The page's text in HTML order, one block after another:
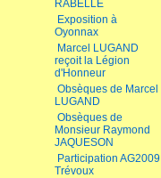
RABELLE
Exposition à
Oyonnax
Marcel LUGAND
reçoit la Légion
d'Honneur
Obsèques de Marcel
LUGAND
Obsèques de
Monsieur Raymond
JAQUESON
Participation AG2009
Trévoux